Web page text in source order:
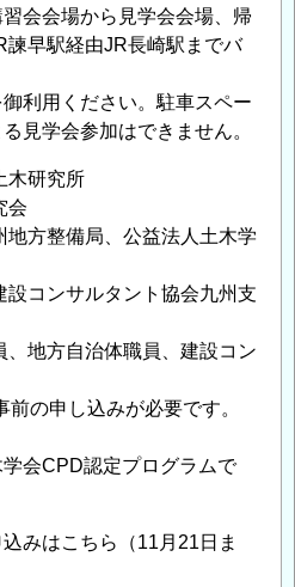
会会場から見学会会場、帰
諫早駅経由JR長崎駅までバ
利用ください。駐車スペー
見学会参加はできません。
研究所
整備局、公益法人土木学
サルタント協会九州支
方自治体職員、建設コン
申し込みが必要です。
会CPD認定プログラムで
みはこちら（11月21日ま